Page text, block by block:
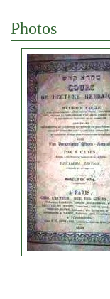
Photos